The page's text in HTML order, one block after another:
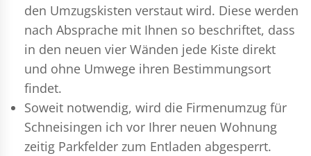
den Umzugskisten verstaut wird. Diese werden
nach Absprache mit Ihnen so beschriftet, dass
in den neuen vier Wänden jede Kiste direkt
und ohne Umwege ihren Bestimmungsort
findet.
Soweit notwendig, wird die Firmenumzug für
Schneisingen ich vor Ihrer neuen Wohnung
zeitig Parkfelder zum Entladen abgesperrt.